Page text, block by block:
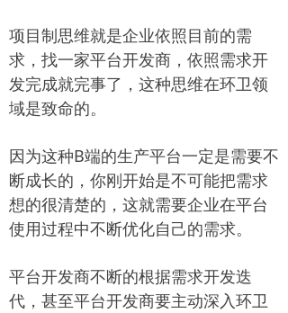
项目制思维就是企业依照目前的需
求，找一家平台开发商，依照需求开
发完成就完事了，这种思维在环卫领
域是致命的。
因为这种B端的生产平台一定是需要不
断成长的，你刚开始是不可能把需求
想的很清楚的，这就需要企业在平台
使用过程中不断优化自己的需求。
平台开发商不断的根据需求开发迭
代，甚至平台开发商要主动深入环卫